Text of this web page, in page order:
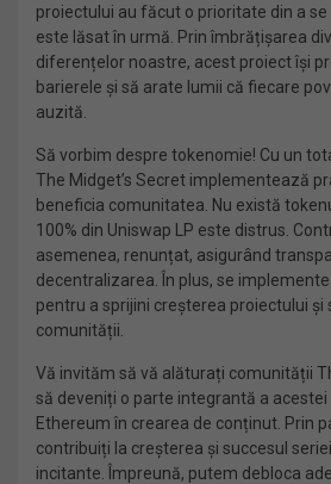
proiectului au făcut o prioritate din a
este lăsat în urmă. Prin îmbrățișarea
diferențelor noastre, acest proiect își
barierele și să arate lumii că fiecare
auzită.
Să vorbim despre tokenomie! Cu un
The Midget’s Secret implementează
beneficia comunitatea. Nu există
100% din Uniswap LP este distrus.
asemenea, renunțat, asigurând
decentralizarea. În plus, se
pentru a sprijini creșterea proiectului și
comunității.
Vă invităm să vă alăturați comunității
să deveniți o parte integrantă a acestei
Ethereum în crearea de conținut. Prin
contribuiți la creșterea și succesul
incitante. Împreună, putem debloca